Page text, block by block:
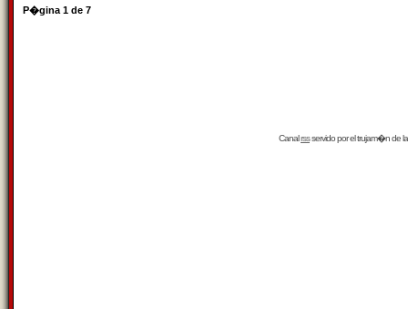
P�gina 1 de 7
Canalrssservido por eltrujam�nde